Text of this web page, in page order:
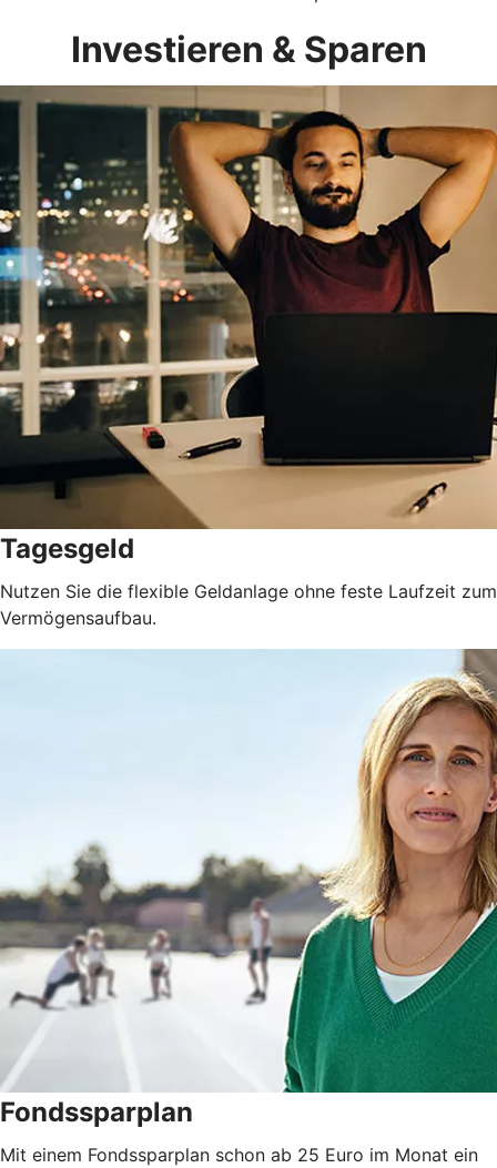
Investieren & Sparen
Tagesgeld
Nutzen Sie die flexible Geldanlage ohne feste Laufzeit zum
Vermögensaufbau.
Fondssparplan
Mit einem Fondssparplan schon ab 25 Euro im Monat ein